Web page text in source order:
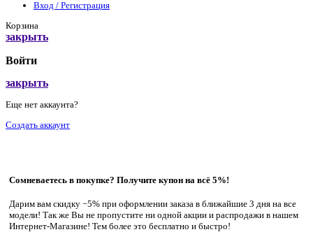
Вход / Регистрация
Корзина
закрыть
Войти
закрыть
Еще нет аккаунта?
Создать аккаунт
Сомневаетесь в покупке? Получите купон на всё 5%!
Дарим вам скидку −5% при оформлении заказа в ближайшие 3 дня на все
модели! Так же Вы не пропустите ни одной акции и распродажи в нашем
Интернет-Магазине! Тем более это бесплатно и быстро!